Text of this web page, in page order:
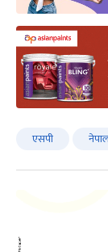
एसपी